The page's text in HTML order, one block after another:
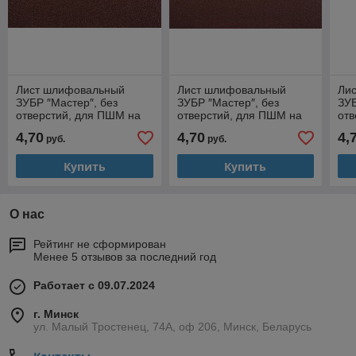
Лист шлифовальный
ЗУБР ″Мастер″, без
отверстий, для ПШМ на
зажимах, Р80, 93х230мм,
5шт
4,70 руб.
Купить
Лист шлифовальный
ЗУБР ″Мастер″, без
отверстий, для ПШМ на
93х230мм, 5шт
4,70руб.
Купить
О нас
Рейтинг не сформирован
Менее 5 отзывов за последний год
Работает с 09.07.2024
г. Минск
ул. Малый Тростенец, 74А, оф 206, Минск, Беларусь